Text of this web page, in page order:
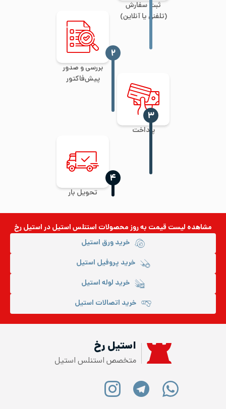
ثبت سفارش
(تلفنی یا آنلاین)
بررسی و صدور
پیش‌فاکتور
‍۲
پرداخت
‍۳
تحویل بار
‍۴
مشاهده لیست قیمت به روزمحصولات استنلس استیلدر استیل رخ
خرید ورق استیل
خرید پروفیل استیل
خرید لوله استیل
خرید اتصالات استیل
استیل رخ
متخصص استنلس استیل